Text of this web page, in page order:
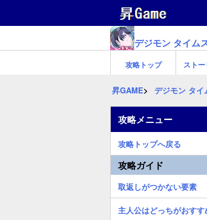
デジモン タイム
攻略トップ スト
昇GAME デジモン タイ
攻略メニュー
攻略トップへ戻る
攻略ガイド
取返しがつかない要素
主人公はどっちがおすす